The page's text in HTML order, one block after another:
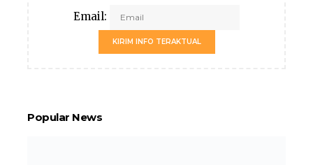
Email:
KIRIM INFO TERAKTUAL
Popular News